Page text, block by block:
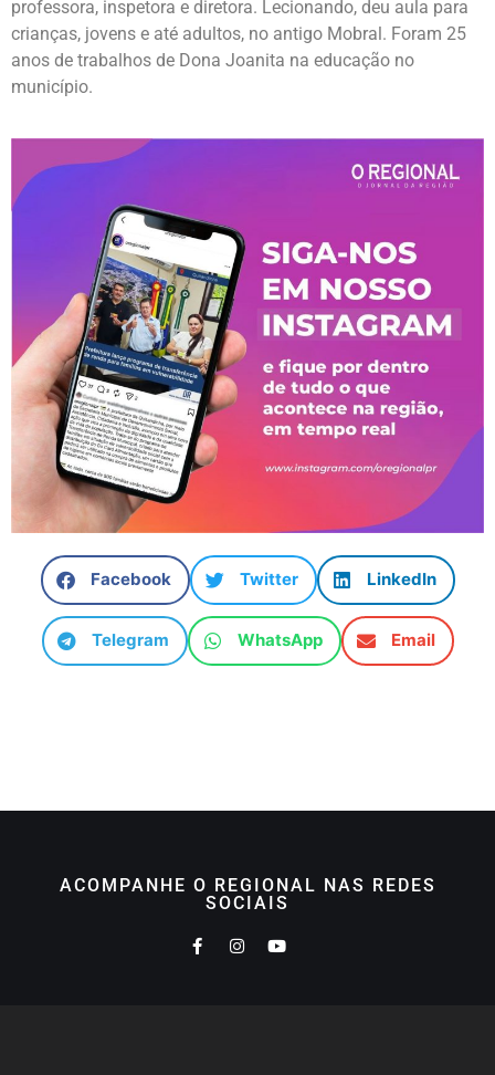
professora, inspetora e diretora. Lecionando, deu aula para
crianças, jovens e até adultos, no antigo Mobral. Foram 25
anos de trabalhos de Dona Joanita na educação no
município.
Facebook Twitter LinkedIn
Telegram WhatsApp Email
ACOMPANHE O REGIONAL NAS REDES
SOCIAIS